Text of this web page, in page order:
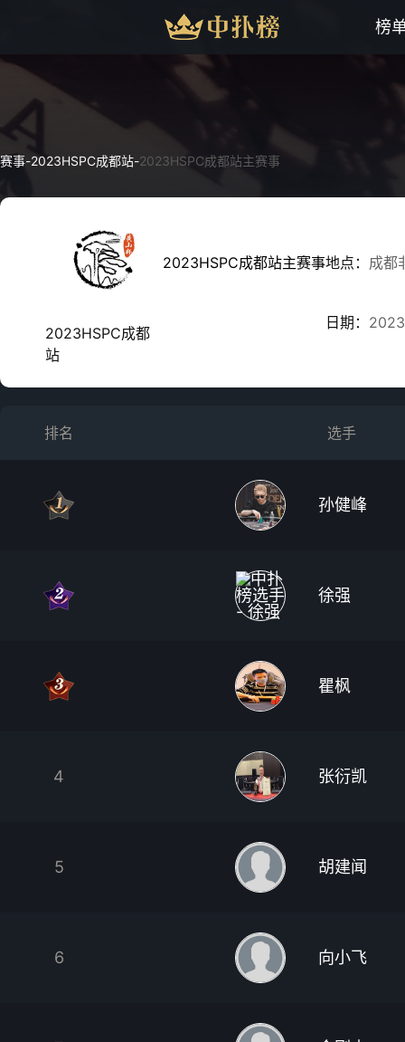
榜
赛事-2023HSPC成都站-2023HSPC成都站主赛事
2023HSPC成都
站
2023HSPC成都站主赛事地点： 成都
日期：
排名 选手
孙健峰
徐强
瞿枫
4 张衍凯
5 胡建闻
6 向小飞